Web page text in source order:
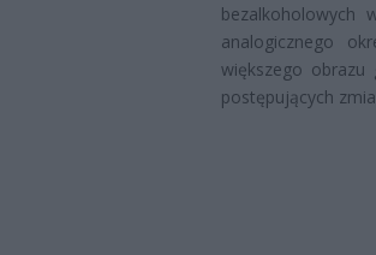
analogicznego
większego
postępujących